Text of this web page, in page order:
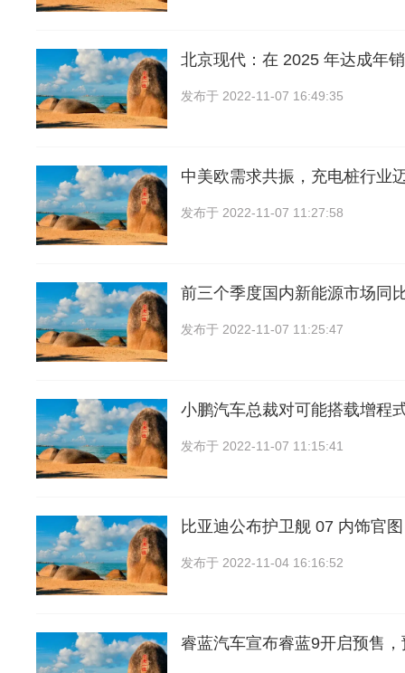
北京现代：在 2025 年达成年
发布于 2022-11-07 16:49:35
中美欧需求共振，充电桩行业
发布于 2022-11-07 11:27:58
前三个季度国内新能源市场同
发布于 2022-11-07 11:25:47
小鹏汽车总裁对可能搭载增程
发布于 2022-11-07 11:15:41
比亚迪公布护卫舰 07 内饰官图
发布于 2022-11-04 16:16:52
睿蓝汽车宣布睿蓝9开启预售